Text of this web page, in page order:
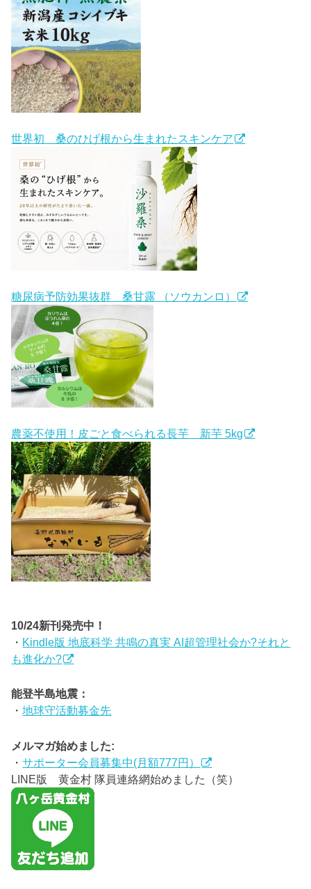
世界初 桑のひげ根から生まれたスキンケア
糖尿病予防効果抜群 桑甘露 （ソウカンロ）
農薬不使用！皮ごと食べられる長芋 新芋 5kg
10/24新刊発売中！
・ Kindle版 地底科学 共鳴の真実 AI超管理社会か?それと
も進化か?
能登半島地震：
・地球守活動募金先
メルマガ始めました:
・サポーター会員募集中(月額777円）
LINE版 黄金村 隊員連絡網始めました（笑）